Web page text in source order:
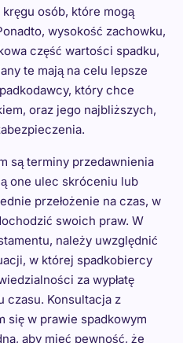
osób, które mogą
wysokość zachowku,
część wartości spadku,
te mają na celu lepsze
który chce
oraz jego najbliższych,
są terminy przedawnienia
one ulec skróceniu lub
przełożenie na czas, w
swoich praw. W
należy uwzględnić
w której spadkobiercy
za wypłatę
czasu. Konsultacja z
się w prawie spadkowym
aby mieć pewność, że